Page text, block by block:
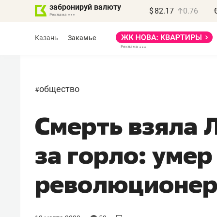
забронируй валюту $ 82.17 0.76
Казань Закамье
#общество
Смерть взяла
за горло: